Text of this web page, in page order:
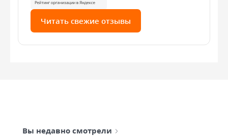
Читать свежие отзывы
Вы недавно смотрели